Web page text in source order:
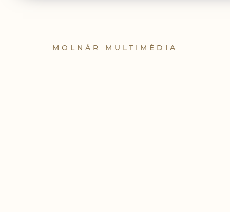
MOLNÁR MULTIMÉDIA